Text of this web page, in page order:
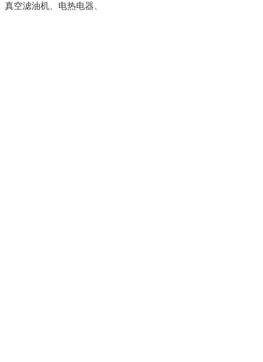
真空滤油机、 电热电器、